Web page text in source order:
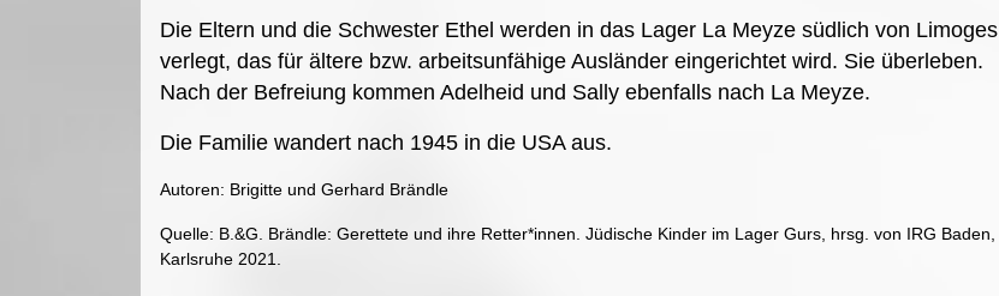
Die Eltern und die Schwester Ethel werden in das Lager La Meyze südlich von Limoges
verlegt, das für ältere bzw. arbeitsunfähige Ausländer eingerichtet wird. Sie überleben.
Nach der Befreiung kommen Adelheid und Sally ebenfalls nach La Meyze.
Die Familie wandert nach 1945 in die USA aus.
Autoren: Brigitte und Gerhard Brändle
Quelle: B.&G. Brändle: Gerettete und ihre Retter*innen. Jüdische Kinder im Lager Gurs, hrsg. von IRG Baden,
Karlsruhe 2021.